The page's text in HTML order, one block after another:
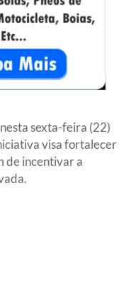
sexta-feira (22)
visa fortalecer
de incentivar a